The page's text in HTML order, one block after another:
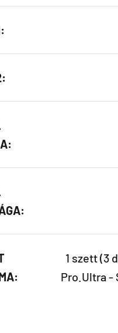
1 szett (3
Pro.Ultra -